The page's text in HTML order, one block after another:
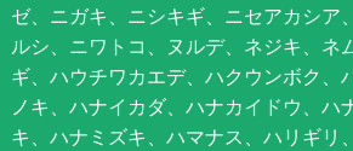
ゼ、ニガキ、ニシキギ、ニセアカシア
ルシ、ニワトコ、ヌルデ、ネジキ、ネ
ギ、ハウチワカエデ、ハクウンボク、
ノキ、ハナイカダ、ハナカイドウ、ハ
キ、ハナミズキ、ハマナス、ハリギリ